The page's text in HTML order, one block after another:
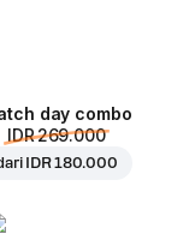
day combo
IDR 269.000
IDR 180.000